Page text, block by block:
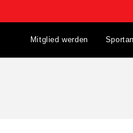
Mitglied werden